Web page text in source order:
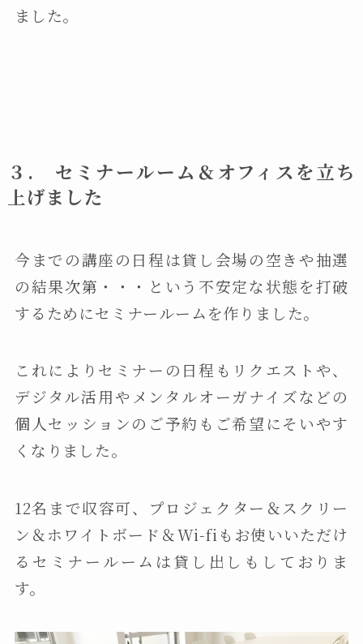
ました。
３. セミナールーム＆オフィスを立ち
上げました
今までの講座の日程は貸し会場の空きや抽選
の結果次第・・・という不安定な状態を打破
するためにセミナールームを作りました。
これによりセミナーの日程もリクエストや、
デジタル活用やメンタルオーガナイズなどの
個人セッションのご予約もご希望にそいやす
くなりました。
12名まで収容可、プロジェクター＆スクリー
ン＆ホワイトボード＆Wi-fiもお使いいただけ
るセミナールームは貸し出しもしておりま
す。